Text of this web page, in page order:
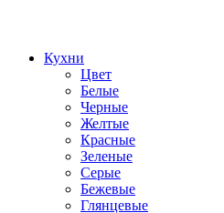
Кухни
Цвет
Белые
Черные
Желтые
Красные
Зеленые
Серые
Бежевые
Глянцевые